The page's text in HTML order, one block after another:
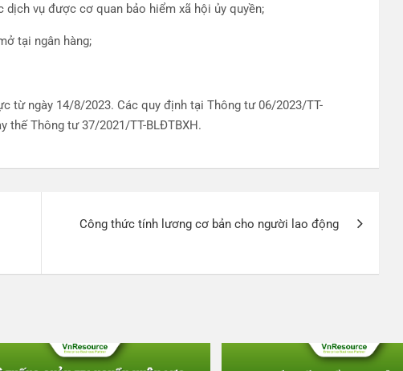
vụ được cơ quan bảo hiểm xã hội ủy quyền;
tại ngân hàng;
từ ngày 14/8/2023. Các quy định tại Thông tư 06/2023/TT-
thế Thông tư 37/2021/TT-BLĐTBXH.
Công thức tính lương cơ bản cho người lao động